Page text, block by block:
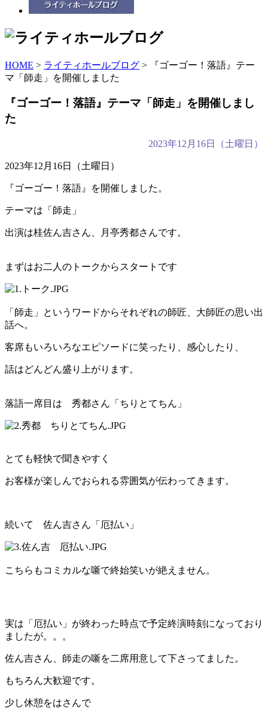
HOME > ライティホールブログ > 『ゴーゴー！落語』テー
マ「師走」を開催しました
『ゴーゴー！落語』テーマ「師走」を開催しまし
た
2023年12月16日（土曜日）
2023年12月16日（土曜日）
『ゴーゴー！落語』を開催しました。
テーマは「師走」
出演は桂佐ん吉さん、月亭秀都さんです。
まずはお二人のトークからスタートです
「師走」というワードからそれぞれの師匠、大師匠の思い出
話へ。
客席もいろいろなエピソードに笑ったり、感心したり、
話はどんどん盛り上がります。
落語一席目は 秀都さん「ちりとてちん」
とても軽快で聞きやすく
お客様が楽しんでおられる雰囲気が伝わってきます。
続いて 佐ん吉さん「厄払い」
こちらもコミカルな噺で終始笑いが絶えません。
実は「厄払い」が終わった時点で予定終演時刻になっており
ましたが。。。
佐ん吉さん、師走の噺を二席用意して下さってました。
もちろん大歓迎です。
少し休憩をはさんで